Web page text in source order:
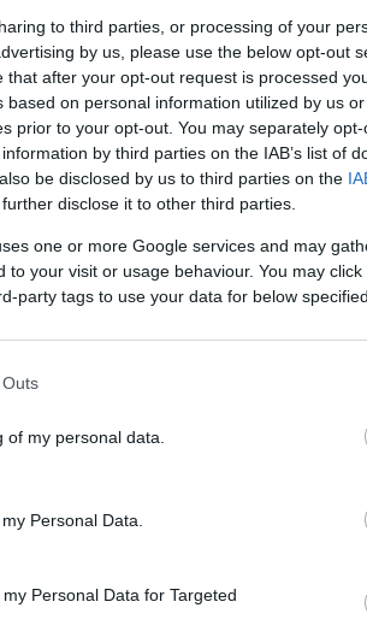
to third parties, or processing of your
by us, please use the below opt-out
after your opt-out request is processed
on personal information utilized by us
prior to your opt-out. You may separately
by third parties on the IAB’s list of
be disclosed by us to third parties on the
disclose it to other third parties.
one or more Google services and may
to your visit or usage behaviour. You may
party tags to use your data for below
my personal data.
Personal Data.
Personal Data for Targeted
de marele eveniment
incerci tratamente
prefera sa nu. Ce nu s-a
prin minune intr-o luna de
de mult probabil ca tenul
la acea zi.
agresive, care sa usuce orice
tenul sau il vor sensibiliza.
concepute pentru diferitele
privire la ingrijirea tenului
a folosi crema speciala
ochilor este mai
a corecta oricare din
ca si pentru restul
Creme de contur ochi